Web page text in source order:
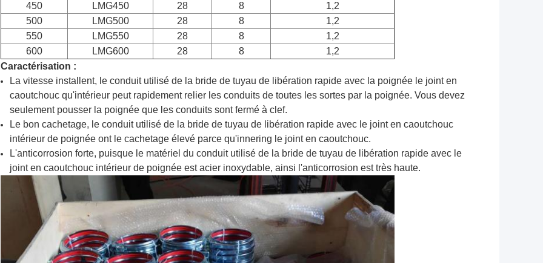
450
LMG450 28 8
1,2
500
LMG500 28 8
1,2
550
LMG550 28 8
1,2
600
LMG600 28 8
1,2
Caractérisation :
La vitesse installent, le conduit utilisé de la bride de tuyau de libération rapide avec la poignée le joint en
caoutchouc qu'intérieur peut rapidement relier les conduits de toutes les sortes par la poignée. Vous devez
seulement pousser la poignée que les conduits sont fermé à clef.
Le bon cachetage, le conduit utilisé de la bride de tuyau de libération rapide avec le joint en caoutchouc
intérieur de poignée ont le cachetage élevé parce qu'innering le joint en caoutchouc.
L'anticorrosion forte, puisque le matériel du conduit utilisé de la bride de tuyau de libération rapide avec le
joint en caoutchouc intérieur de poignée est acier inoxydable, ainsi l'anticorrosion est très haute.